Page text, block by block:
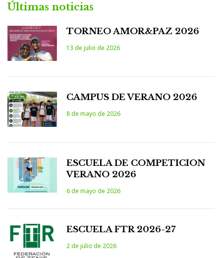
Últimas noticias
TORNEO AMOR&PAZ 2026
13 de julio de 2026
CAMPUS DE VERANO 2026
8 de mayo de 2026
ESCUELA DE COMPETICION
VERANO 2026
6 de mayo de 2026
ESCUELA FTR 2026-27
2 de julio de 2026